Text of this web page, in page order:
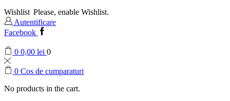
Wishlist Please, enable Wishlist.
Autentificare
Facebook
0 0,00 lei 0
0 Cos de cumparaturi
No products in the cart.